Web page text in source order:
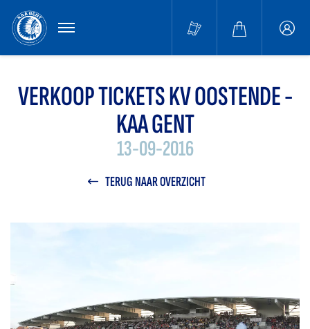
MENU
VERKOOP TICKETS KV OOSTENDE -
KAA GENT
13-09-2016
TERUG NAAR OVERZICHT